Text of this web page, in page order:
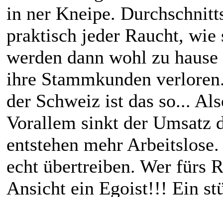
in ner Kneipe.
praktisch jeder Raucht,
werden dann wohl zu
ihre Stammkunden
der Schweiz ist das so...
Vorallem sinkt der Umsatz
entstehen mehr
echt übertreiben. Wer fürs
Ansicht ein Egoist!!! Ein